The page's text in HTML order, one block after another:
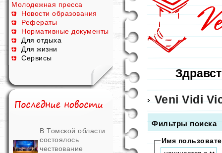
Молодежная пресса
Новости образования
Рефераты
Нормативные документы
Для отдыха
Для жизни
Сервисы
В Томской области
состоялось
чествование
Veni Vidi
Фильтры поиска
Имя